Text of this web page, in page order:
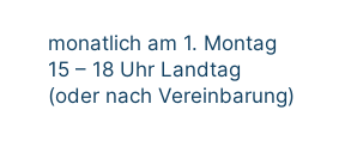
monatlich am 1. Montag
15 – 18 Uhr Landtag
(oder nach Vereinbarung)